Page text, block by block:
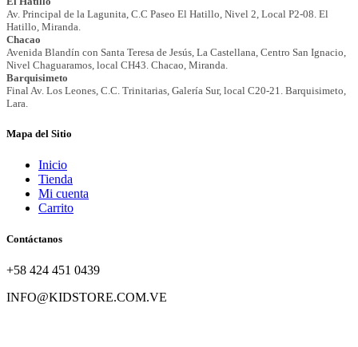
Mapa del Sitio
Inicio
Tienda
Mi cuenta
Carrito
Contáctanos
+58 424 451 0439
INFO@KIDSTORE.COM.VE